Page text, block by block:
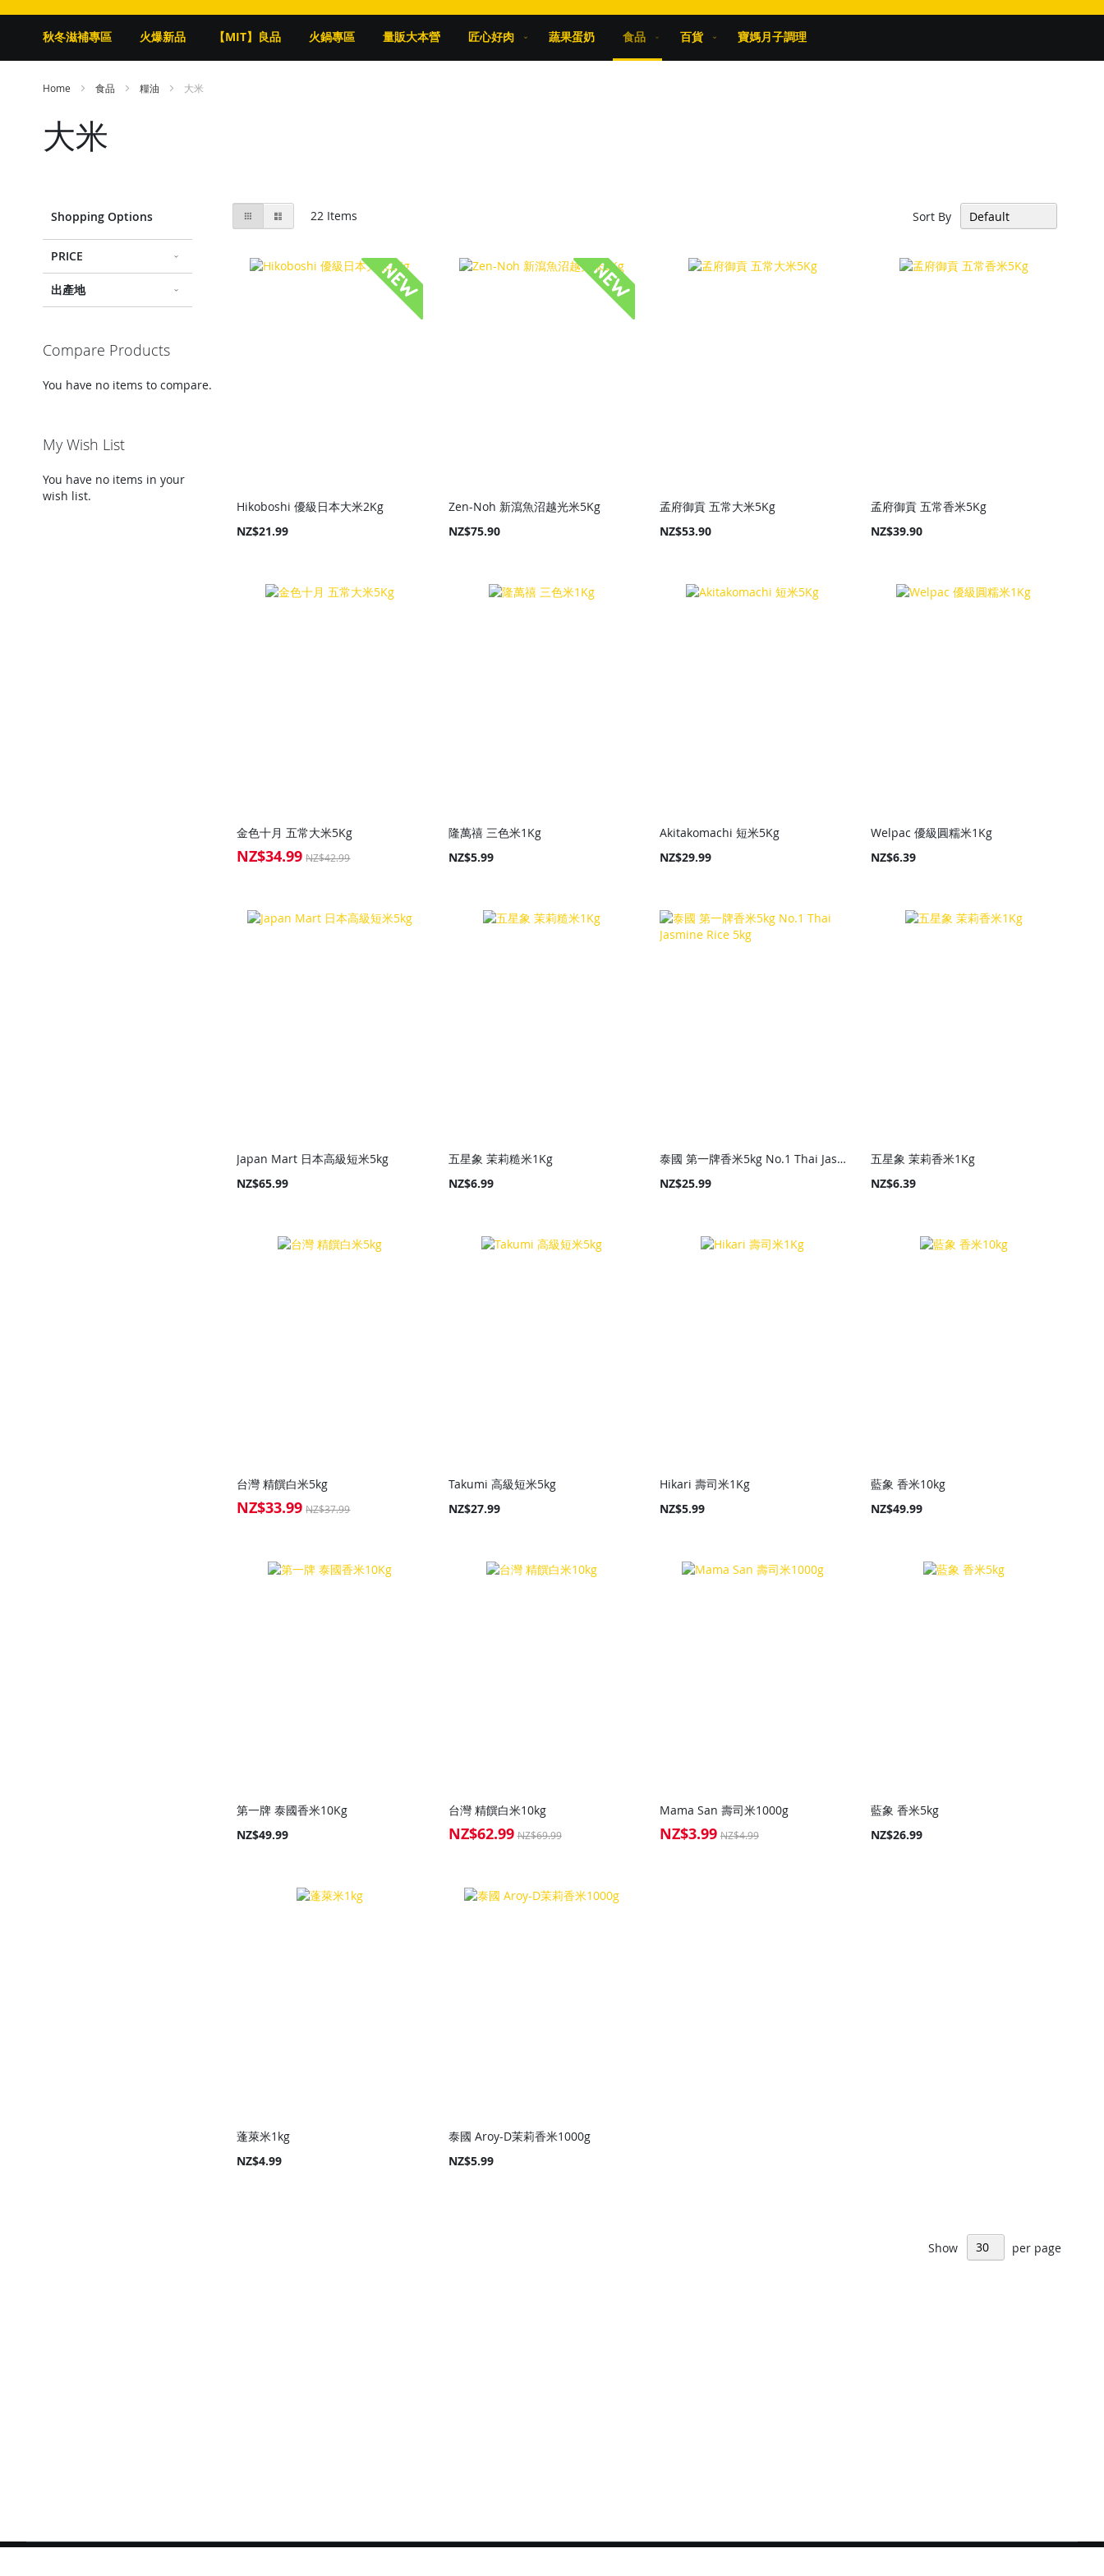
秋冬滋補專區 火爆新品 【MIT】良品 火鍋專區 量販大本營 匠心好肉 蔬果蛋奶 食品 百貨 寶媽月子調理
Home 食品 糧油 大米
大米
View
as
Grid 22 Items Sort By
Hikoboshi 優級日本大米2Kg
NZ$21.99
Zen-Noh 新瀉魚沼越光米5Kg
NZ$75.90
孟府御貢 五常大米5Kg
NZ$53.90
孟府御貢 五常香米5Kg
NZ$39.90
金色十月 五常大米5Kg
Special
NZ$34.99 NZ$42.99
隆萬禧 三色米1Kg
NZ$5.99
Akitakomachi 短米5Kg
NZ$29.99
Welpac 優級圓糯米1Kg
NZ$6.39
Japan Mart 日本高級短米5kg
NZ$65.99
五星象 茉莉糙米1Kg
NZ$6.99
泰國 第一牌香米5kg No.1 Thai Jasmine Rice 5kg
NZ$25.99
五星象 茉莉香米1Kg
NZ$6.39
台灣 精饌白米5kg
Special
NZ$33.99 NZ$37.99
Takumi 高級短米5kg
NZ$27.99
Hikari 壽司米1Kg
NZ$5.99
藍象 香米10kg
NZ$49.99
第一牌 泰國香米10Kg
NZ$49.99
台灣 精饌白米10kg
Special
NZ$62.99 NZ$69.99
Mama San 壽司米1000g
Special
NZ$3.99 NZ$4.99
藍象 香米5kg
NZ$26.99
蓬萊米1kg
NZ$4.99
泰國 Aroy-D茉莉香米1000g
NZ$5.99
Show per page
Shopping Options
PRICE
出產地
Compare Products
You have no items to compare.
My Wish List
You have no items in your
wish list.